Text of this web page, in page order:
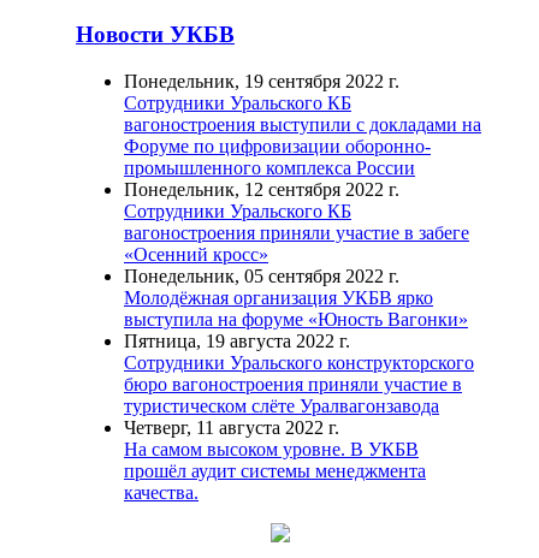
Новости УКБВ
Понедельник, 19 сентября 2022 г.
Сотрудники Уральского КБ
вагоностроения выступили с докладами на
Форуме по цифровизации оборонно-
промышленного комплекса России
Понедельник, 12 сентября 2022 г.
Сотрудники Уральского КБ
вагоностроения приняли участие в забеге
«Осенний кросс»
Понедельник, 05 сентября 2022 г.
Молодёжная организация УКБВ ярко
выступила на форуме «Юность Вагонки»
Пятница, 19 августа 2022 г.
Сотрудники Уральского конструкторского
бюро вагоностроения приняли участие в
туристическом слёте Уралвагонзавода
Четверг, 11 августа 2022 г.
На самом высоком уровне. В УКБВ
прошёл аудит системы менеджмента
качества.